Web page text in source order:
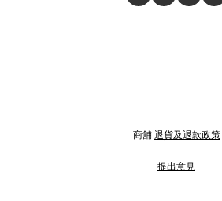
商舖 退貨及退款政策
提出意見